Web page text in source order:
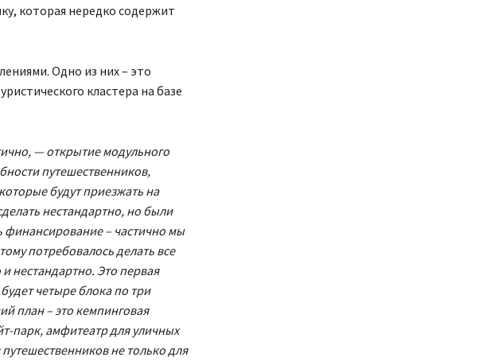
которая нередко содержит
Одно из них – это
кластера на базе
— открытие модульного
путешественников,
будут приезжать на
нестандартно, но были
финансирование – частично мы
потребовалось делать все
нестандартно. Это первая
четыре блока по три
план – это кемпинговая
парк, амфитеатр для уличных
не только для